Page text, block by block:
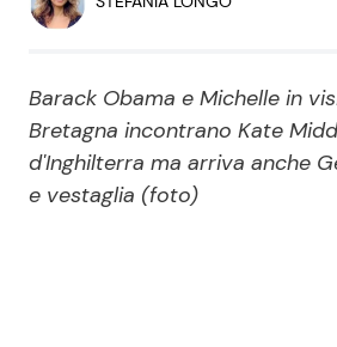
Persone Scomparse
Politica
Barack Obama e Michelle in
Bretagna incontrano Kate
d'Inghilterra ma arriva anche
e vestaglia (foto)